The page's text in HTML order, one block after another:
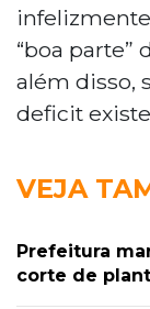
“boa parte”
além disso,
deficit
VEJA
Prefeitura
corte de